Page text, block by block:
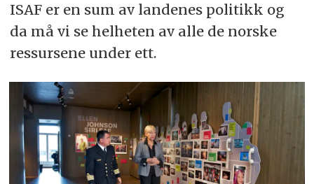
ISAF er en sum av landenes politikk og
da må vi se helheten av alle de norske
ressursene under ett.